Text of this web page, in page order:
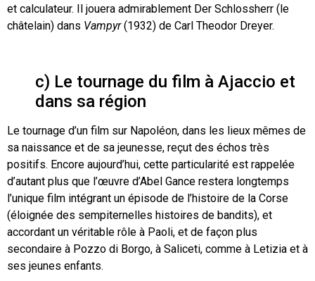
et calculateur. Il jouera admirablement Der Schlossherr (le
châtelain) dans Vampyr(1932) de Carl Theodor Dreyer.
c) Le tournage du film à Ajaccio et
dans sa région
Le tournage d’un film sur Napoléon, dans les lieux mêmes de
sa naissance et de sa jeunesse, reçut des échos très
positifs. Encore aujourd’hui, cette particularité est rappelée
d’autant plus que l’œuvre d’Abel Gance restera longtemps
l’unique film intégrant un épisode de l’histoire de la Corse
(éloignée des sempiternelles histoires de bandits), et
accordant un véritable rôle à Paoli, et de façon plus
secondaire à Pozzo di Borgo, à Saliceti, comme à Letizia et à
ses jeunes enfants.